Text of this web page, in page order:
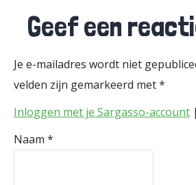
Geef een
Je e-mailadres wordt niet
velden zijn gemarkeerd met*
Inloggen met je Sargasso-account |
Naam *